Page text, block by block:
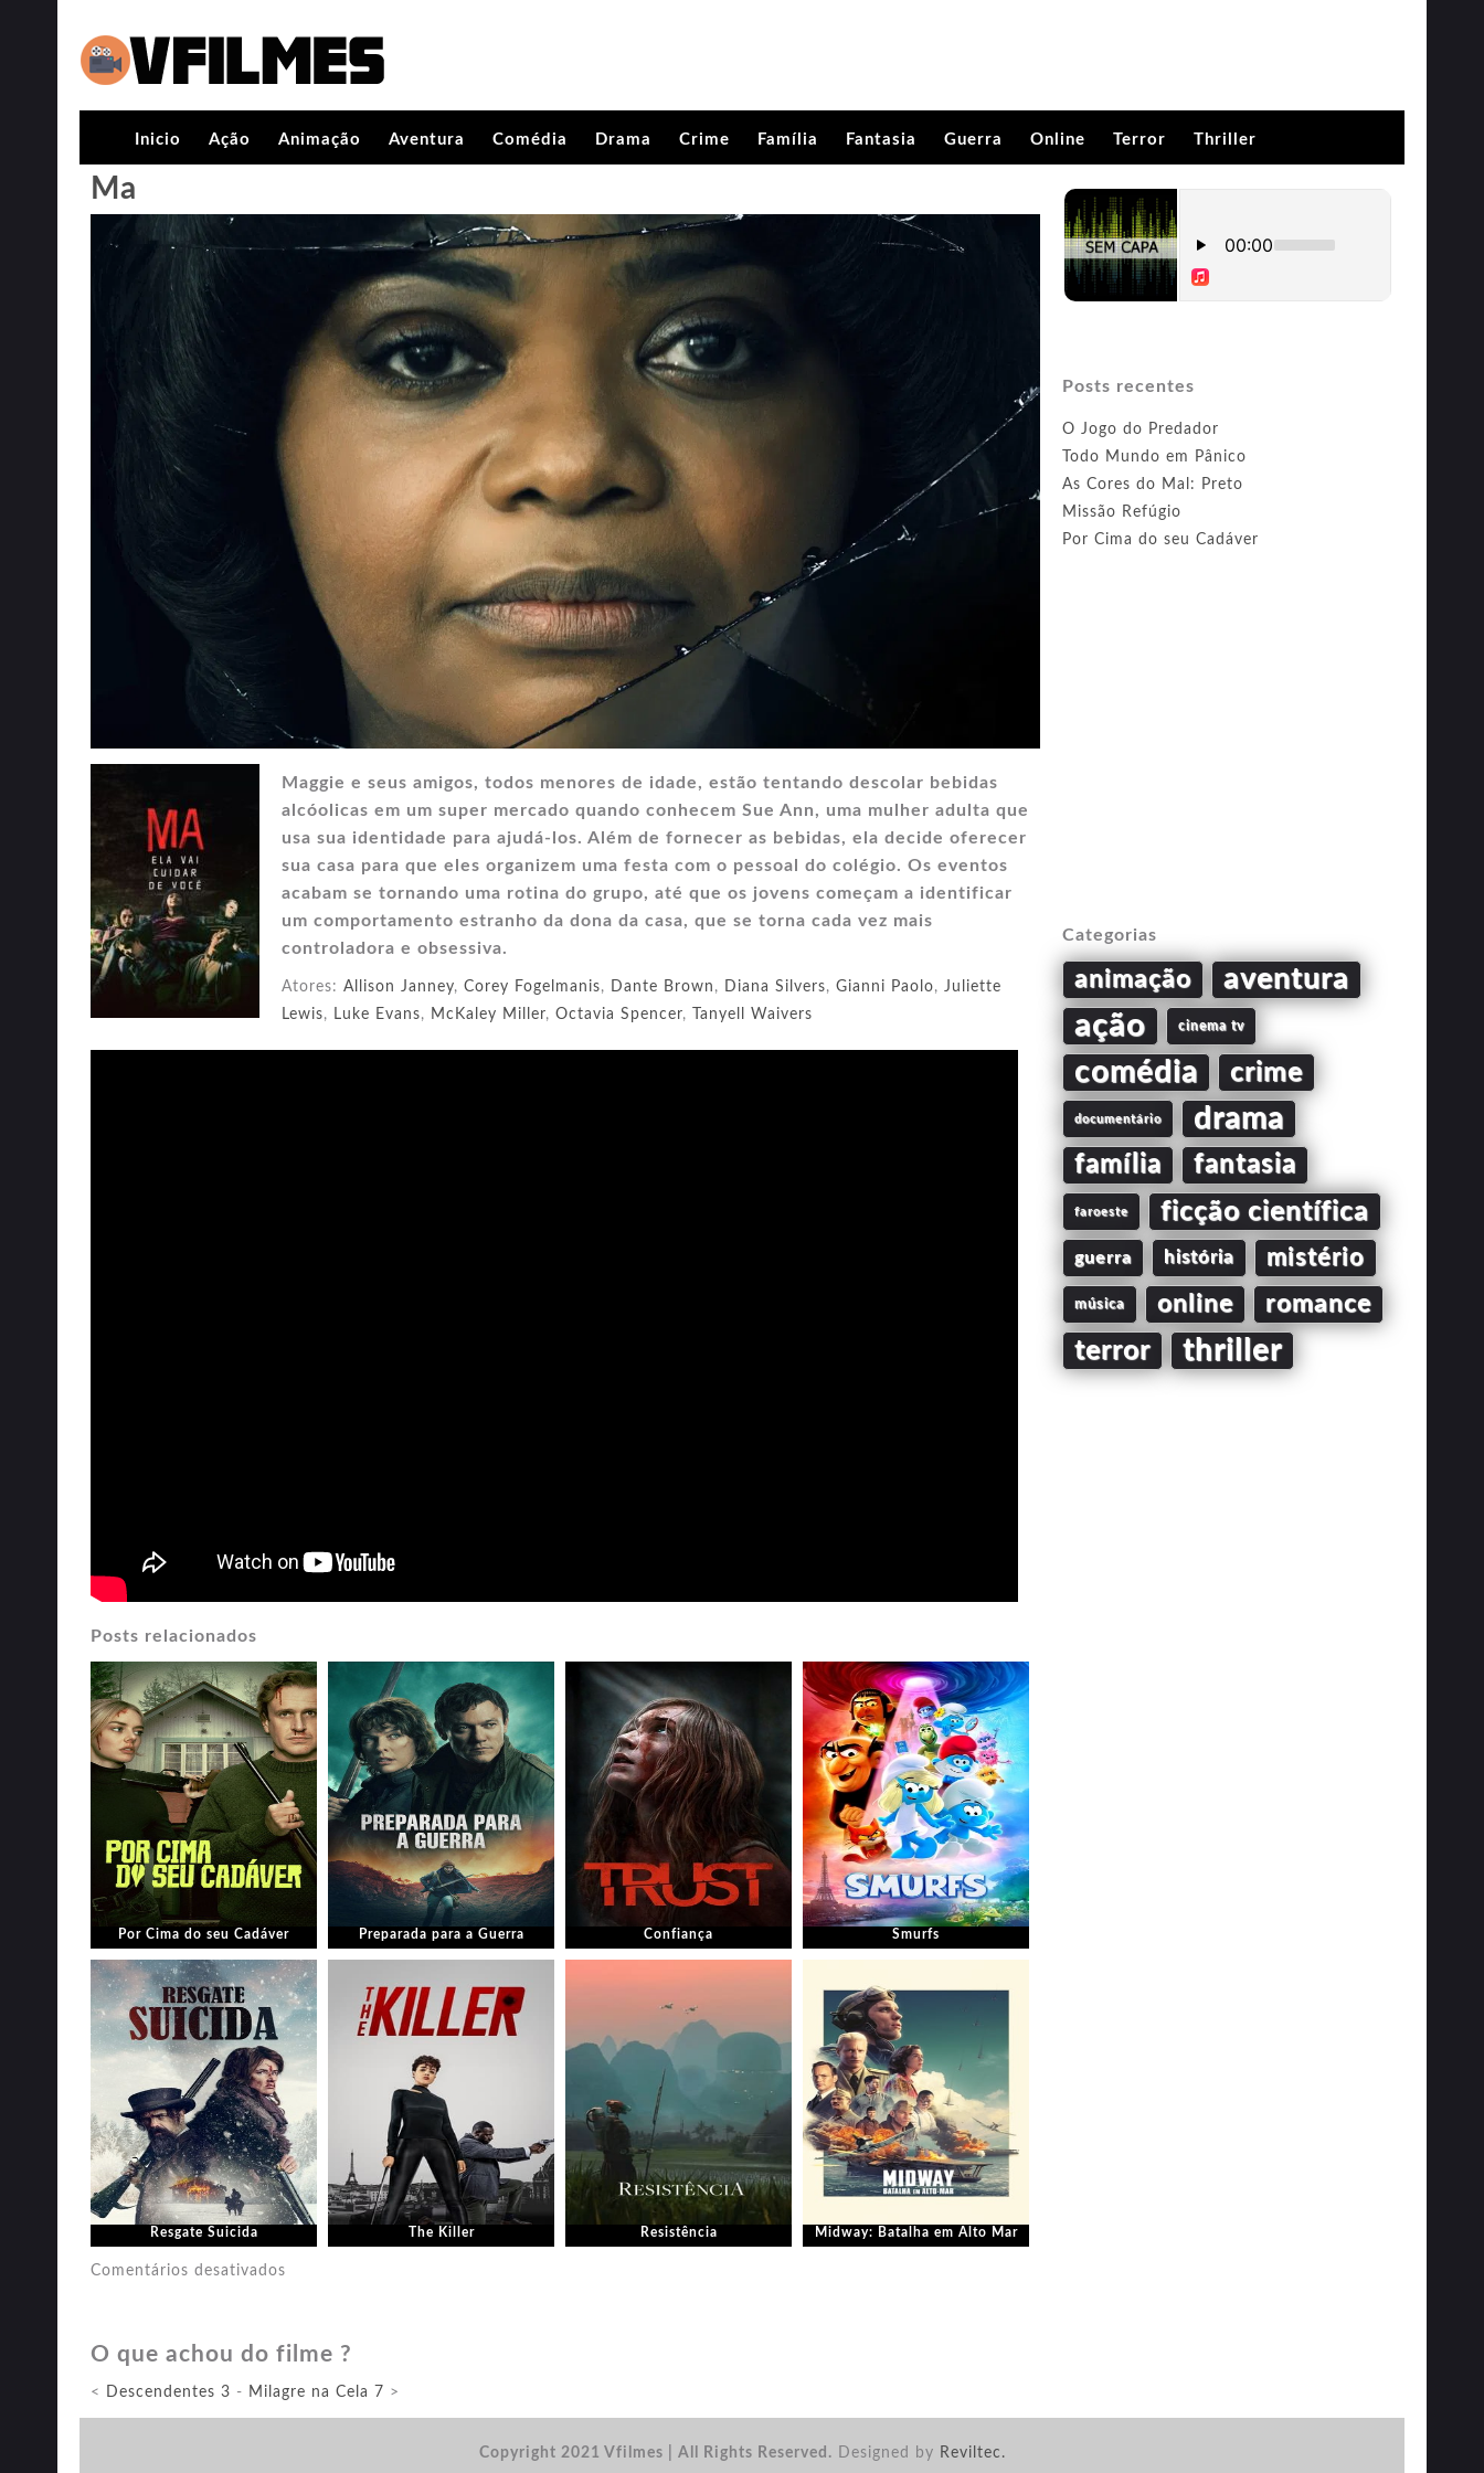
Inicio Ação Animação Aventura Comédia Drama Crime Família Fantasia Guerra Online Terror Thriller
Ma
Maggie e seus amigos, todos menores de idade, estão tentando descolar bebidas
alcóolicas em um super mercado quando conhecem Sue Ann, uma mulher adulta que
usa sua identidade para ajudá-los. Além de fornecer as bebidas, ela decide oferecer
sua casa para que eles organizem uma festa com o pessoal do colégio. Os eventos
acabam se tornando uma rotina do grupo, até que os jovens começam a identificar
um comportamento estranho da dona da casa, que se torna cada vez mais
controladora e obsessiva.
Atores: Allison Janney, Corey Fogelmanis, Dante Brown , Diana Silvers, Gianni Paolo, Juliette
Lewis, Luke Evans, McKaley Miller, Octavia Spencer, Tanyell Waivers
Posts relacionados
Por Cima do seu Cadáver Preparada para a Guerra Confiança Smurfs
Resgate Suicida The Killer Resistência Midway: Batalha em Alto Mar
Comentários desativados
em
O que achou do filme ?
< Descendentes 3 - Milagre na Cela 7 >
Posts recentes
O Jogo do Predador
Todo Mundo em Pânico
As Cores do Mal: Preto
Missão Refúgio
Por Cima do seu Cadáver
Categorias
animação aventura
ação cinema tv
comédia crime
documentário drama
família fantasia
faroeste ficção científica
guerra história mistério
música online romance
terror thriller
Copyright 2021 Vfilmes | All Rights Reserved. Designed by Reviltec.